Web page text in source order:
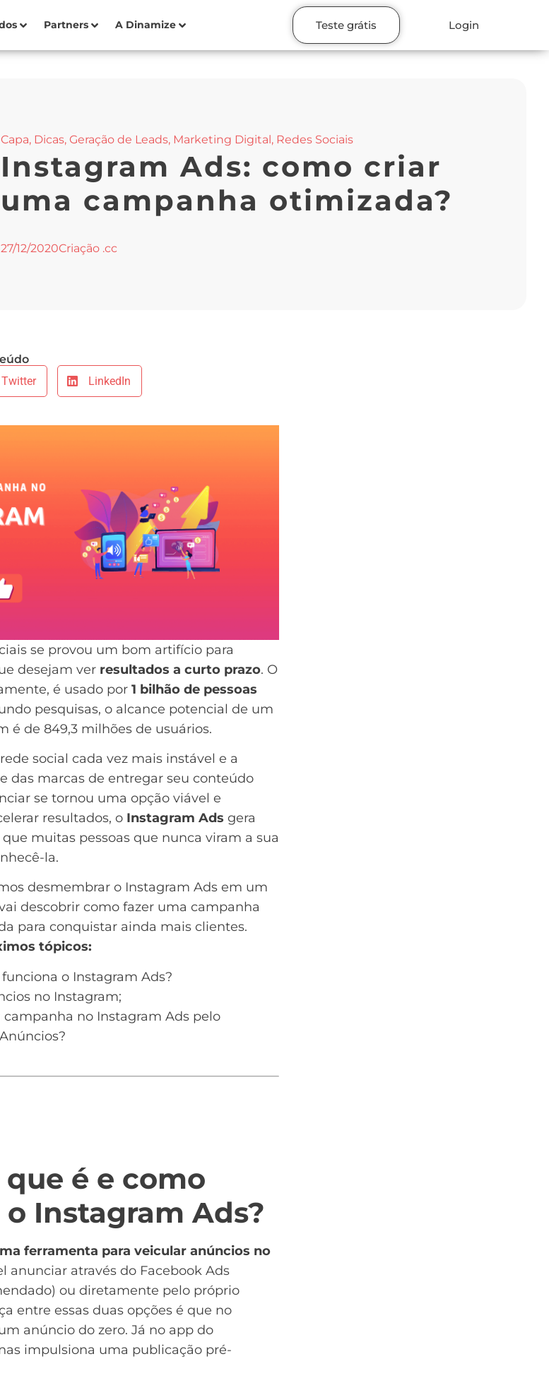
Partners A Dinamize Teste grátis Login
Capa, Dicas, Geração de Leads, Marketing Digital, Redes Sociais
Instagram Ads: como criar
uma campanha otimizada?
27/12/2020Criação .cc
Twitter LinkedIn
se provou um bom artifício para
desejam ver resultados a curto prazo. O
é usado por 1 bilhão de pessoas
pesquisas, o alcance potencial de um
é de 849,3 milhões de usuários.
social cada vez mais instável e a
das marcas de entregar seu conteúdo
se tornou uma opção viável e
resultados, o Instagram Ads gera
que muitas pessoas que nunca viram a sua
la.
desmembrar o Instagram Ads em um
descobrir como fazer uma campanha
para conquistar ainda mais clientes.
tópicos:
o Instagram Ads?
no Instagram;
no Instagram Ads pelo
que é e como
Instagram Ads?
ferramenta para veicular anúncios no
anunciar através do Facebook Ads
ou diretamente pelo próprio
entre essas duas opções é que no
anúncio do zero. Já no app do
impulsiona uma publicação pré-